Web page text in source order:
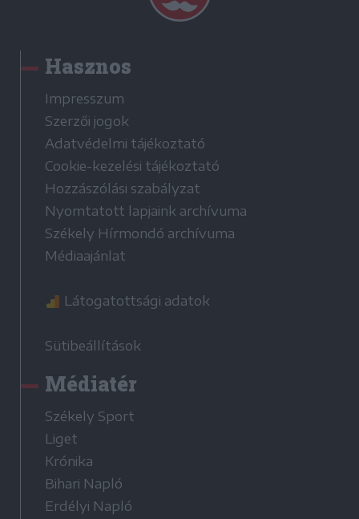
Hasznos
Impresszum
Szerzői jogok
Adatvédelmi tájékoztató
Cookie-kezelési tájékoztató
Hozzászólási szabályzat
Nyomtatott lapjaink archívuma
Székely Hírmondó archívuma
Médiaajánlat
Látogatottsági adatok
Sütibeállítások
Médiatér
Székely Sport
Liget
Krónika
Bihari Napló
Erdélyi Napló